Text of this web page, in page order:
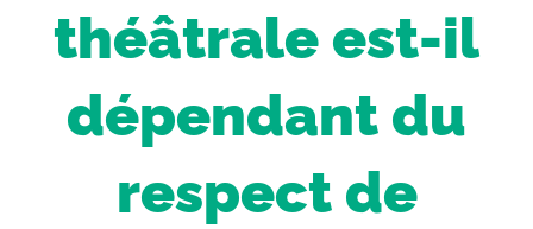
théâtrale est-il
dépendant du
respect de